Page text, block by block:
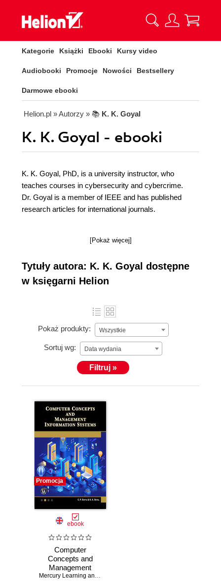
Kategorie Książki Ebooki Kursy video
Audiobooki Promocje Nowości Bestsellery
Darmowe ebooki
Helion.pl » Autorzy » 📚 K. K. Goyal
K. K. Goyal - ebooki
K. K. Goyal, PhD, is a university instructor, who
teaches courses in cybersecurity and cybercrime.
Dr. Goyal is a member of IEEE and has published
research articles for international journals.
[Pokaż więcej]
Tytuły autora: K. K. Goyal dostępne
w księgarni Helion
Pokaż produkty: Wszystkie
Sortuj wg: Data wydania
Filtruj »
Promocja
ebook
Computer
Concepts and
Management
Information
Mercury Learning and Information